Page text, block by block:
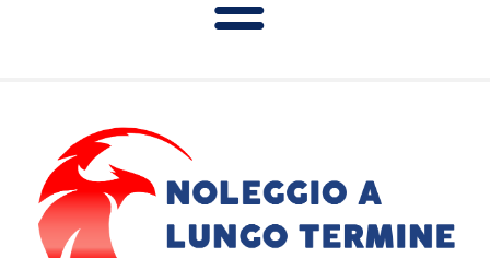
Il Noleggio a Lungo Termine
Servizi